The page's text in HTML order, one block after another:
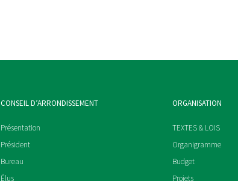
CONSEIL D’ARRONDISSEMENT
Présentation
Président
Bureau
Élus
ORGANISATION
TEXTES & LOIS
Organigramme
Budget
Projets